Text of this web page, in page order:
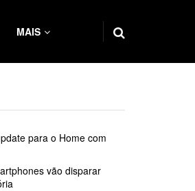
MAIS
para o Home com
vão disparar